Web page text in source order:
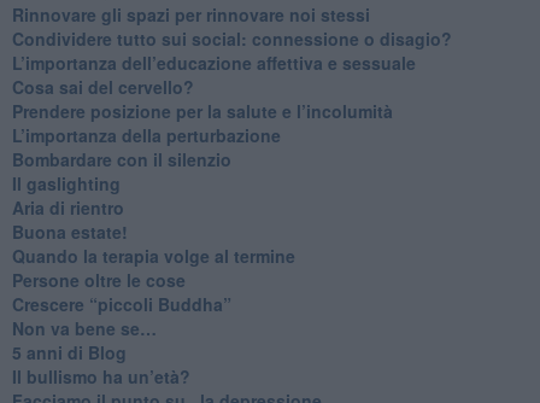
​Rinnovare gli spazi per rinnovare noi stessi
​Condividere tutto sui social: connessione o disagio?
​L’importanza dell’educazione affettiva e sessuale
​Cosa sai del cervello?
Prendere posizione per la salute e l’incolumità
L’importanza della perturbazione
​Bombardare con il silenzio
Il gaslighting
Aria di rientro
Buona estate!
​Quando la terapia volge al termine
​Persone oltre le cose
​Crescere “piccoli Buddha”
Non va bene se…
​5 anni di Blog
​Il bullismo ha un’età?